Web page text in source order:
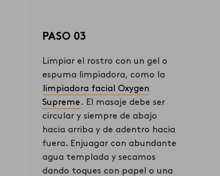
PASO 03
Limpiar el rostro con un gel o
espuma limpiadora, como la
limpiadora facial Oxygen
Supreme . El masaje debe ser
circular y siempre de abajo
hacia arriba y de adentro hacia
fuera. Enjuagar con abundante
agua templada y secamos
dando toques con papel o una